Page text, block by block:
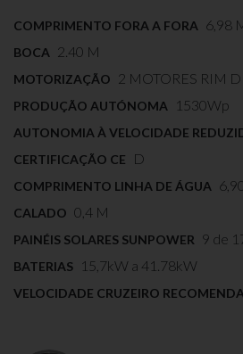
COMPRIMENTO FORA A FORA 6,98
BOCA 2.40 M
MOTORIZAÇÃO 2 MOTORES RIM
PRODUÇÃO AUTÓNOMA 1530Wp
AUTONOMIA À VELOCIDADE
CERTIFICAÇÃO CE D
COMPRIMENTO LINHA DE ÁGUA
CALADO 0,4 M
PAINÉIS SOLARES SUNPOWER 9 de
BATERIAS 15,7kW a 41.78kW
VELOCIDADE CRUZEIRO